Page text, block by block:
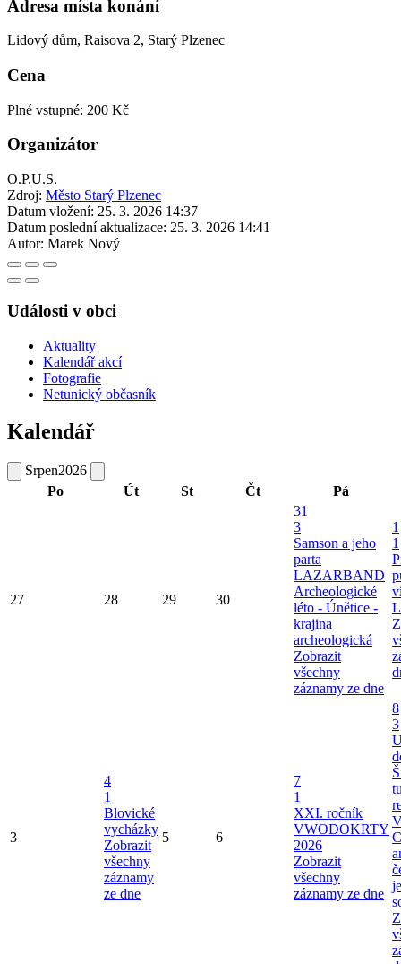
Adresa místa konání
Lidový dům, Raisova 2, Starý Plzenec
Cena
Plné vstupné: 200 Kč
Organizátor
O.P.U.S.
Zdroj: Město Starý Plzenec
Datum vložení: 25. 3. 2026 14:37
Datum poslední aktualizace: 25. 3. 2026 14:41
Autor: Marek Nový
Události v obci
Aktuality
Kalendář akcí
Fotografie
Netunický občasník
Kalendář
Srpen2026
Po
Út St Čt Pá
27 28 29 30
31
3
Samson a jeho
parta
LAZARBAND
Archeologické
léto - Únětice -
krajina
archeologická
Zobrazit
všechny
záznamy ze dne
1
1
3
4
1
Blovické
vycházky
Zobrazit
všechny
záznamy
ze dne
5 6
7
1
XXI. ročník
VWODOKRTY
2026
Zobrazit
všechny
záznamy ze dne
8
3